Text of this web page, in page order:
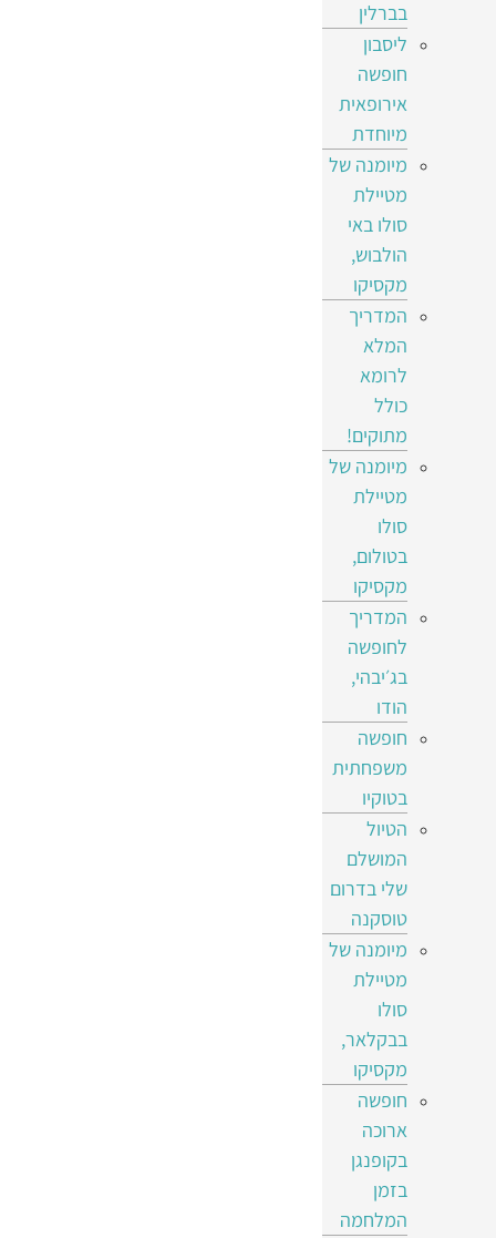
בברלין
ליסבון
חופשה
אירופאית
מיוחדת
מיומנה של
מטיילת
סולו באי
הולבוש,
מקסיקו
המדריך
המלא
לרומא
כולל
מתוקים!
מיומנה של
מטיילת
סולו
בטולום,
מקסיקו
המדריך
לחופשה
בג׳יבהי,
הודו
חופשה
משפחתית
בטוקיו
הטיול
המושלם
שלי בדרום
טוסקנה
מיומנה של
מטיילת
סולו
בבקלאר,
מקסיקו
חופשה
ארוכה
בקופנגן
בזמן
המלחמה